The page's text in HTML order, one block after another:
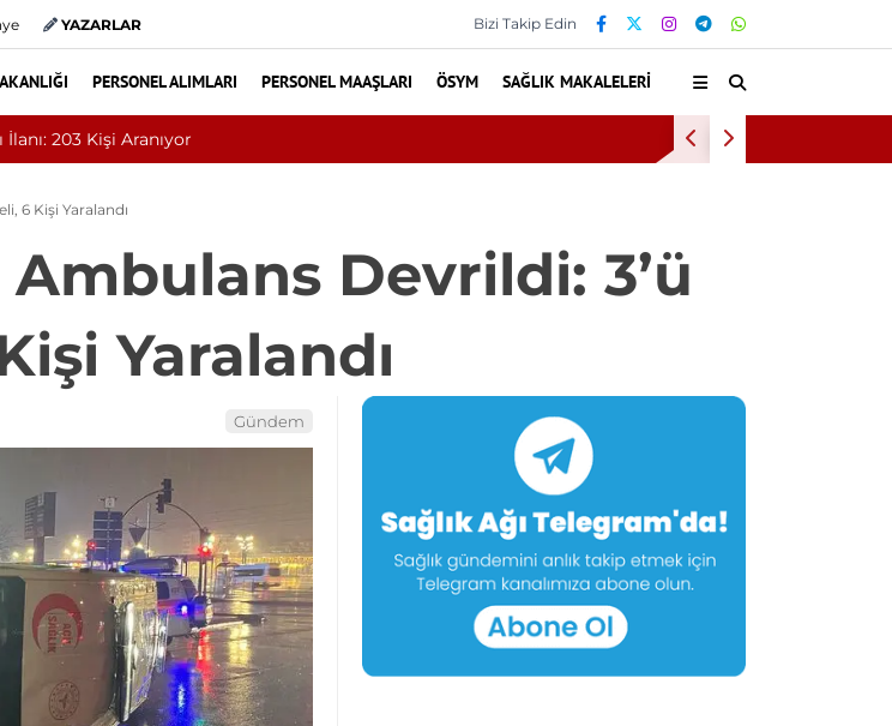
YAZARLAR Bizi Takip Edin
PERSONEL ALIMLARI PERSONEL MAAŞLARI ÖSYM SAĞLIK MAKALELERI
Personel Alımı İlanı
6 Kişi Yaralandı
Devrildi: 3’ü
Yaralandı
Gündem